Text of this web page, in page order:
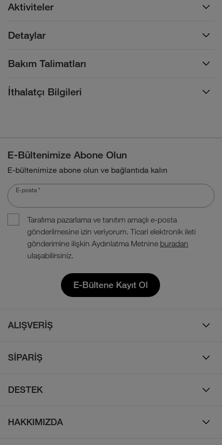
Detaylar
Aktiviteler
Bakım Talimatları
İthalatçı Bilgileri
E-Bültenimize Abone Olun
E-bültenimize abone olun ve bağlantıda kalın
E-posta *
Tarafıma pazarlama ve tanıtım amaçlı e-posta
gönderilmesine izin veriyorum. Ticari elektronik ileti
gönderimine ilişkin Aydınlatma Metnine buradan
ulaşabilirsiniz.
E-Bültene Kayıt Ol
ALIŞVERİŞ
Çocuk
Ayakkabı
SİPARİŞ
İade Politikası
DESTEK
HAKKIMIZDA